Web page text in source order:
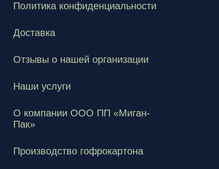
Политика конфиденциальности
Доставка
Отзывы о нашей организации
Наши услуги
О компании ООО ПП «Миган-
Пак»
Производство гофрокартона